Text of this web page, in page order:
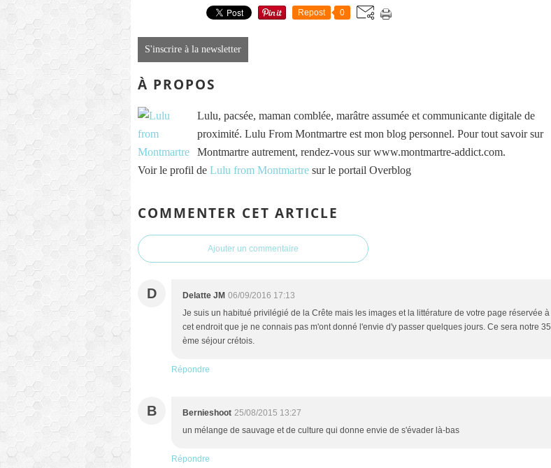
Repost 0
S'inscrire à la newsletter
À PROPOS
Lulu, pacsée, maman comblée, marâtre assumée et communicante digitale de
proximité. Lulu From Montmartre est mon blog personnel. Pour tout savoir sur
Montmartre autrement, rendez-vous sur www.montmartre-addict.com.
Voir le profil de Lulu from Montmartre sur le portail Overblog
COMMENTER CET ARTICLE
Ajouter un commentaire
D Delatte JM 06/09/2016 17:13
Je suis un habitué privilégié de la Crête mais les images et la littérature de votre page réservée à
cet endroit que je ne connais pas m'ont donné l'envie d'y passer quelques jours. Ce sera notre 35
ème séjour crétois.
Répondre
B Bernieshoot 25/08/2015 13:27
un mélange de sauvage et de culture qui donne envie de s'évader là-bas
Répondre